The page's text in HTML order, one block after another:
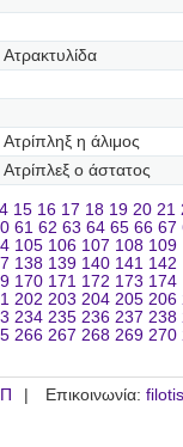
Ατρακτυλίδα
Ατρίπληξ η άλιμος
Ατρίπλεξ ο άστατος
15 16 17 18 19 20 21
61 62 63 64 65 66 67
105 106 107 108 109
138 139 140 141 142
170 171 172 173 174
202 203 204 205 206
234 235 236 237 238
266 267 268 269 270
Επικοινωνία: